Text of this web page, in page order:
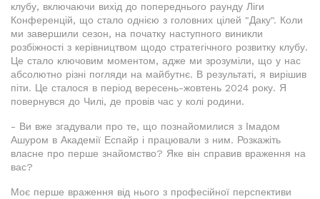
клубу, включаючи вихід до попереднього раунду Ліги
Конференцій, що стало однією з головних цілей "Даку". Коли
ми завершили сезон, на початку наступного виникли
розбіжності з керівництвом щодо стратегічного розвитку клубу.
Це стало ключовим моментом, адже ми зрозуміли, що у нас
абсолютно різні погляди на майбутнє. В результаті, я вирішив
піти. Це сталося в період вересень-жовтень 2024 року. Я
повернувся до Чилі, де провів час у колі родини.
- Ви вже згадували про те, що познайомилися з Імадом
Ашуром в Академії Еспайр і працювали з ним. Розкажіть
власне про перше знайомство? Яке він справив враження на
вас?
Моє перше враження від нього з професійної перспективи